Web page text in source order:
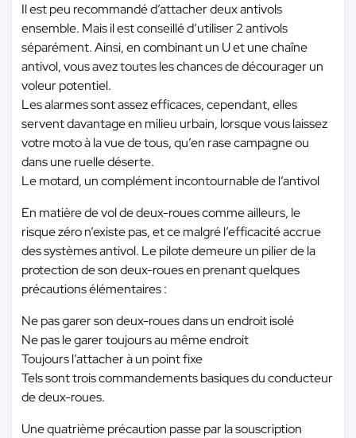
Il est peu recommandé d’attacher deux antivols
ensemble. Mais il est conseillé d’utiliser 2 antivols
séparément. Ainsi, en combinant un U et une chaîne
antivol, vous avez toutes les chances de décourager un
voleur potentiel.
Les alarmes sont assez efficaces, cependant, elles
servent davantage en milieu urbain, lorsque vous laissez
votre moto à la vue de tous, qu’en rase campagne ou
dans une ruelle déserte.
Le motard, un complément incontournable de l’antivol
En matière de vol de deux-roues comme ailleurs, le
risque zéro n’existe pas, et ce malgré l’efficacité accrue
des systèmes antivol. Le pilote demeure un pilier de la
protection de son deux-roues en prenant quelques
précautions élémentaires :
Ne pas garer son deux-roues dans un endroit isolé
Ne pas le garer toujours au même endroit
Toujours l’attacher à un point fixe
Tels sont trois commandements basiques du conducteur
de deux-roues.
Une quatrième précaution passe par la souscription